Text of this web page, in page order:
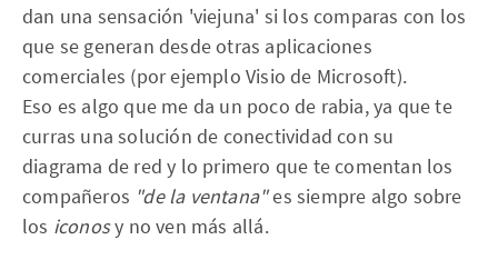
dan una sensación 'viejuna' si los comparas con los
que se generan desde otras aplicaciones
comerciales (por ejemplo Visio de Microsoft).
Eso es algo que me da un poco de rabia, ya que te
curras una solución de conectividad con su
diagrama de red y lo primero que te comentan los
compañeros "de la ventana"es siempre algo sobre
los iconosy no ven más allá.